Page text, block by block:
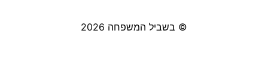
© בשביל המשפחה 2026